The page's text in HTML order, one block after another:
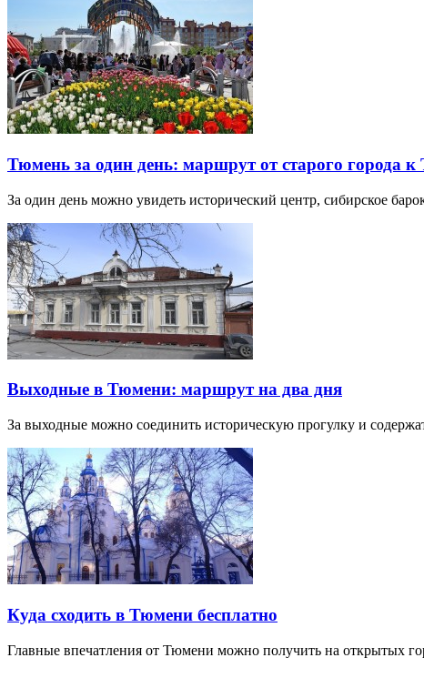
Тюмень за один день: маршрут от старого города к
За один день можно увидеть исторический центр, сибирское
Выходные в Тюмени: маршрут на два дня
За выходные можно соединить историческую прогулку и
Куда сходить в Тюмени бесплатно
Главные впечатления от Тюмени можно получить на открытых